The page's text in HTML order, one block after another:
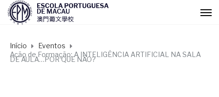
Início
Eventos
Ação de Formação: A INTELIGÊNCIA ARTIFICIAL NA SALA
DE AULA…POR QUE NÃO?